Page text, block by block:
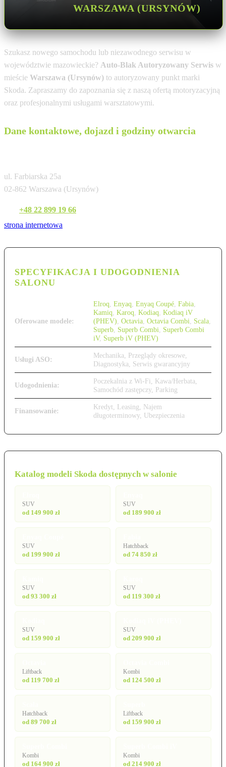
WARSZAWA (URSYNÓW)
Szukasz nowego samochodu lub niezawodnego serwisu w
województwie mazowieckie? Auto-Blak Autoryzowany Serwis w
mieście Warszawa (Ursynów) to autoryzowany punkt marki
Skoda. Zapraszamy do zapoznania się z naszą ofertą motoryzacyjną
oraz profesjonalnymi usługami warsztatowymi.
Dane kontaktowe, dojazd i godziny otwarcia
ul. Farbiarska 25a
02-862 Warszawa (Ursynów)
+48 22 899 19 66
strona internetowa
SPECYFIKACJA I UDOGODNIENIA
SALONU
Oferowane modele:
Elroq Enyaq Enyaq Coupé Fabia
Kamiq Karoq Kodiaq Kodiaq iV
(PHEV) Octavia Octavia Combi Scala
Superb Superb Combi
Superb Combi
iV, Superb iV (PHEV)
Usługi ASO:
Mechanika, Przeglądy okresowe,
Diagnostyka, Serwis gwarancyjny
Udogodnienia:
Poczekalnia z Wi-Fi, Kawa/Herbata,
Samochód zastępczy, Parking
Finansowanie:
Kredyt, Leasing, Najem
długoterminowy, Ubezpieczenia
Katalog modeli Skoda dostępnych w salonie
SUV
od 149 900 zł
SUV
od 189 900 zł
SUV
od 199 900 zł
Hatchback
od 74 850 zł
SUV
od 93 300 zł
SUV
od 119 300 zł
SUV
od 159 900 zł
SUV
od 209 900 zł
Liftback
od 119 700 zł
Kombi
od 124 500 zł
Hatchback
od 89 700 zł
Liftback
od 159 900 zł
Kombi
od 164 900 zł
Kombi
od 214 900 zł